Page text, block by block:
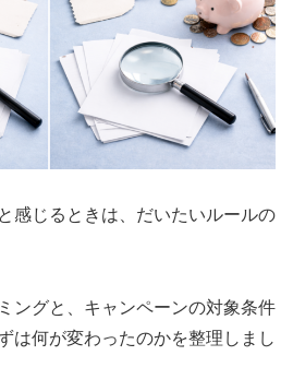
感じるときは、だいたいルールの
ングと、キャンペーンの対象条件
は何が変わったのかを整理しまし